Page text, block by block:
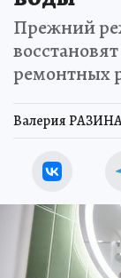
Прежний
ремонтных
Валерия